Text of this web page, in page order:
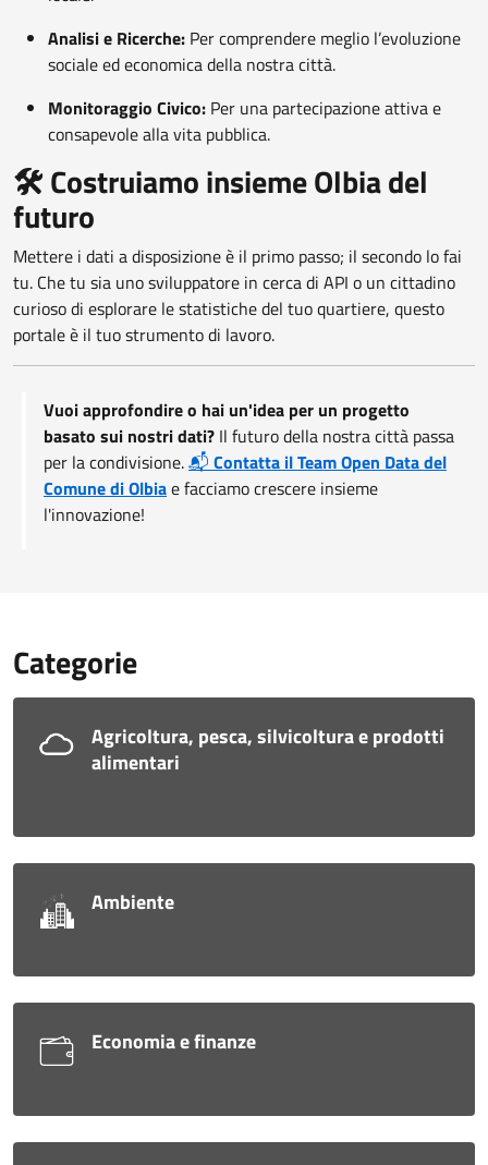
Analisi e Ricerche: Per comprendere meglio l’evoluzione
sociale ed economica della nostra città.
Monitoraggio Civico: Per una partecipazione attiva e
consapevole alla vita pubblica.
🛠️ Costruiamo insieme Olbia del
futuro
Mettere i dati a disposizione è il primo passo; il secondo lo fai
tu. Che tu sia uno sviluppatore in cerca di API o un cittadino
curioso di esplorare le statistiche del tuo quartiere, questo
portale è il tuo strumento di lavoro.
Vuoi approfondire o hai un'idea per un progetto
basato sui nostri dati? Il futuro della nostra città passa
per la condivisione.📬 Contatta il Team Open Data del
Comune di Olbiae facciamo crescere insieme
l'innovazione!
Categorie
Agricoltura, pesca, silvicoltura e prodotti
alimentari
Ambiente
Economia e finanze